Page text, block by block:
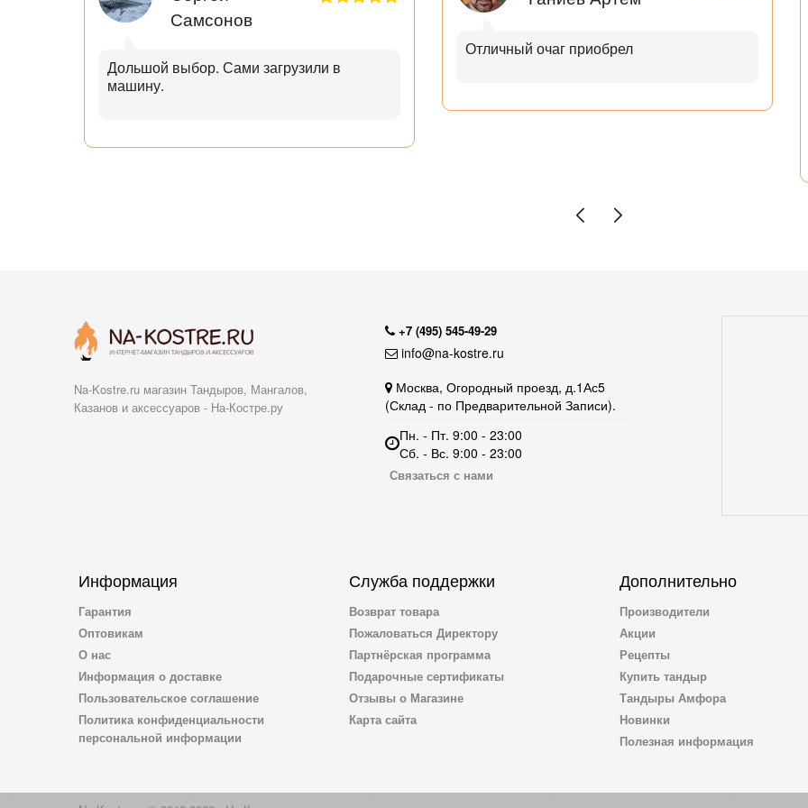
Самсонов
Дольшой выбор. Сами загрузили в
машину.
Отличный очаг приобрел
Na-Kostre.ru магазин Тандыров, Мангалов,
Казанов и аксессуаров - На-Костре.ру
+7 (495) 545-49-29
info@na-kostre.ru
Москва, Огородный проезд, д.1Ас5
(Склад - по Предварительной Записи).
Пн. - Пт. 9:00 - 23:00
Сб. - Вс. 9:00 - 23:00
Связаться с нами
Информация
Гарантия
Оптовикам
О нас
Информация о доставке
Пользовательское соглашение
Политика конфиденциальности
персональной информации
Служба поддержки
Возврат товара
Пожаловаться Директору
Партнёрская программа
Подарочные сертификаты
Отзывы о Магазине
Карта сайта
Дополнительно
Производители
Акции
Рецепты
Купить тандыр
Тандыры Амфора
Новинки
Полезная информация